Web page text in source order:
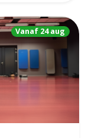
Vanaf 24 aug